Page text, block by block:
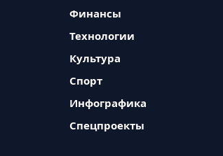
Финансы
Технологии
Культура
Спорт
Инфографика
Спецпроекты